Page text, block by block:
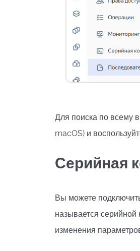
Для поиска по всему
macOS) и
Серийная
Вы можете
называется
изменения